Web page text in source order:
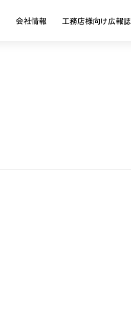
会社情報 工務店様向け広報誌